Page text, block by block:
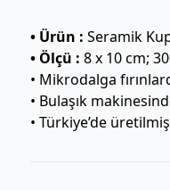
• Ürün : Seramik
• Ölçü : 8 x 10 cm;
• Mikrodalga
• Bulaşık
• Türkiye’de